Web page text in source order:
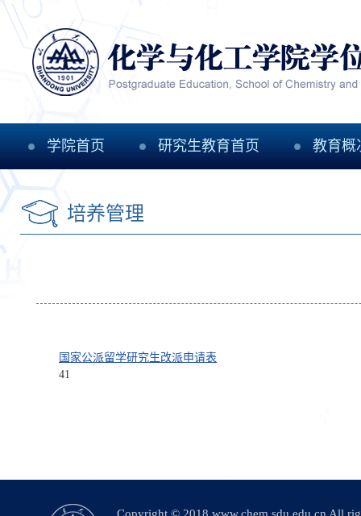
学院首页 研究生教育首页 教育概
培养管理
国家公派留学研究生改派申请表
41